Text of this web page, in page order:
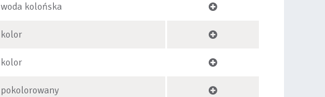
woda kolońska
kolor
kolor
pokolorowany